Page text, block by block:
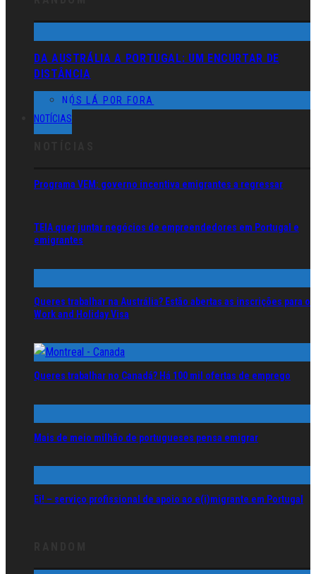
DA AUSTRÁLIA A PORTUGAL: UM ENCURTAR DE
DISTÂNCIA
NÓS LÁ POR FORA
NOTÍCIAS
Programa VEM: governo incentiva emigrantes a regressar
TEIA quer juntar negócios de empreendedores em Portugal e
emigrantes
Queres trabalhar na Austrália? Estão abertas as inscrições para o
Work and Holiday Visa
Queres trabalhar no Canadá? Há 100 mil ofertas de emprego
Mais de meio milhão de portugueses pensa emigrar
Ei! – serviço profissional de apoio ao e(i)migrante em Portugal